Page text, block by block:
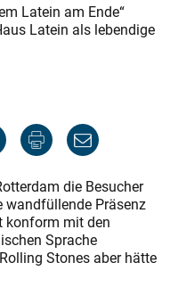
Latein am Ende“
Latein als lebendige
die Besucher
wandfüllende Präsenz
konform mit den
Sprache
Stones aber hätte